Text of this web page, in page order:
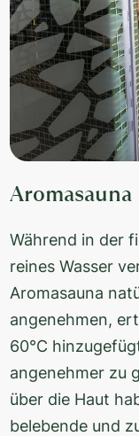
Aromasauna
Während in der
reines Wasser
Aromasauna
angenehmen,
60°C
angenehmer zu
über die Haut
belebende und